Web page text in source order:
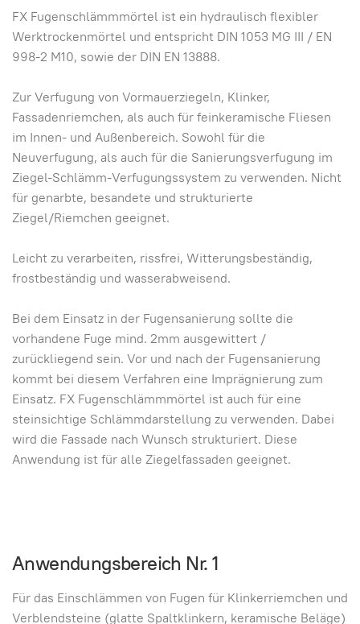
FX Fugenschlämmmörtel ist ein hydraulisch flexibler
Werktrockenmörtel und entspricht DIN 1053 MG III / EN
998-2 M10, sowie der DIN EN 13888.
Zur Verfugung von Vormauerziegeln, Klinker,
Fassadenriemchen, als auch für feinkeramische Fliesen
im Innen- und Außenbereich. Sowohl für die
Neuverfugung, als auch für die Sanierungsverfugung im
Ziegel-Schlämm-Verfugungssystem zu verwenden. Nicht
für genarbte, besandete und strukturierte
Ziegel/Riemchen geeignet.
Leicht zu verarbeiten, rissfrei, Witterungsbeständig,
frostbeständig und wasserabweisend.
Bei dem Einsatz in der Fugensanierung sollte die
vorhandene Fuge mind. 2mm ausgewittert /
zurückliegend sein. Vor und nach der Fugensanierung
kommt bei diesem Verfahren eine Imprägnierung zum
Einsatz. FX Fugenschlämmmörtel ist auch für eine
steinsichtige Schlämmdarstellung zu verwenden. Dabei
wird die Fassade nach Wunsch strukturiert. Diese
Anwendung ist für alle Ziegelfassaden geeignet.
Anwendungsbereich Nr. 1
Für das Einschlämmen von Fugen für Klinkerriemchen und
Verblendsteine (glatte Spaltklinkern, keramische Beläge)